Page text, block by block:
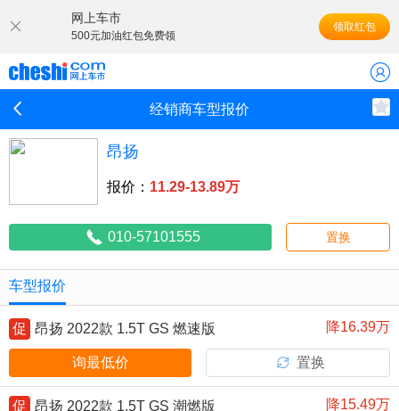
网上车市
500元加油红包免费领
领取红包
经销商车型报价
昂扬
报价： 11.29-13.89万
010-57101555 置换
车型报价
促 昂扬 2022款 1.5T GS 燃速版 降16.39万
询最低价 置换
促 昂扬 2022款 1.5T GS 潮燃版 降15.49万